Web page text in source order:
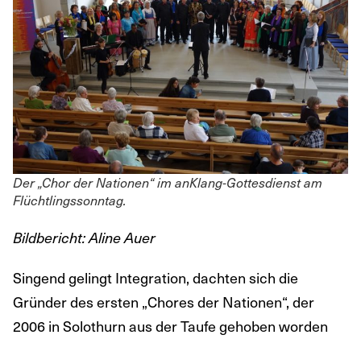
Der „Chor der Nationen“ im anKlang-Gottesdienst am
Flüchtlingssonntag.
Bildbericht: Aline Auer
Singend gelingt Integration, dachten sich die
Gründer des ersten „Chores der Nationen“, der
2006 in Solothurn aus der Taufe gehoben worden